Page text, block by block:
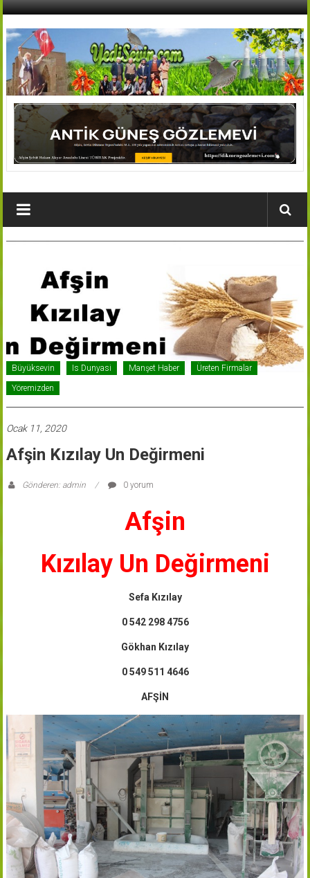
İçeriğe
AFŞİN
YEDİSEVİN
HABER
Köyleri
Büyüksevin Is Dunyasi Manşet Haber Üreten Firmalar
Yöremizden
Ocak 11, 2020
Afşin Kızılay Un Değirmeni
Gönderen: admin 0 yorum
Afşin
Kızılay Un Değirmeni
Sefa Kızılay
0 542 298 4756
Gökhan Kızılay
0 549 511 4646
AFŞİN